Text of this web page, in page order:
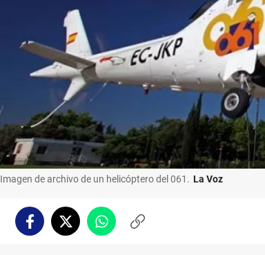
Imagen de archivo de un helicóptero del 061. La Voz
FacebookTwitterWhatsappCopiar